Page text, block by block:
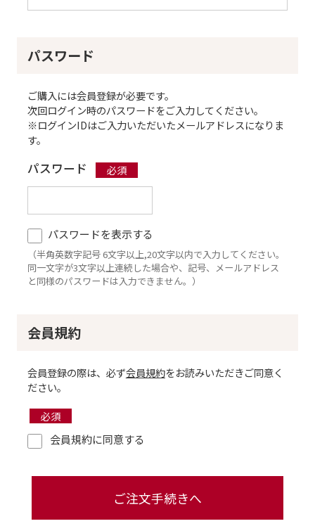
パスワード
ご購入には会員登録が必要です。
次回ログイン時のパスワードをご入力してください。
※ログインIDはご入力いただいたメールアドレスになりま
す。
パスワード
パスワードを表示する
（半角英数字記号 6文字以上,20文字以内で入力してください。
同一文字が3文字以上連続した場合や、記号、メールアドレス
と同様のパスワードは入力できません。）
会員規約
会員登録の際は、必ず会員規約をお読みいただきご同意く
ださい。
会員規約に同意する
ご注文手続きへ